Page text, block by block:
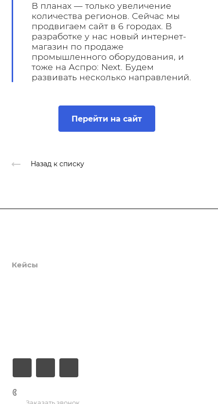
В планах — только увеличение
количества регионов. Сейчас мы
продвигаем сайт в 6 городах. В
разработке у нас новый интернет-
магазин по продаже
промышленного оборудования, и
тоже на Аспро: Next. Будем
развивать несколько направлений.
Перейти на сайт
Назад к списку
Кейсы